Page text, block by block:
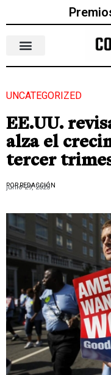
UNCATEGORIZED
EE.UU.
alza el
tercer
POR REDACCIÓN
junio 29, 2023